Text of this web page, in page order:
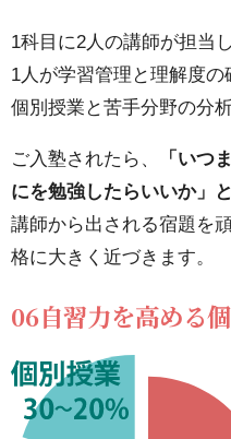
1科目に2人の講師が担当し
1人が学習管理と理解度
個別授業と苦手分野の分
ご入塾されたら、
「いつ
にを勉強したらいいか」
講師から出される宿題を
格に大きく近づきます。
06自習力を高める